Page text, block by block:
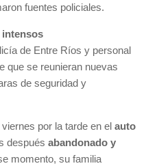
fuentes policiales.
intensos
de Entre Ríos y personal
que se reunieran nuevas
de seguridad y
por la tarde en el auto
después abandonado y
momento, su familia